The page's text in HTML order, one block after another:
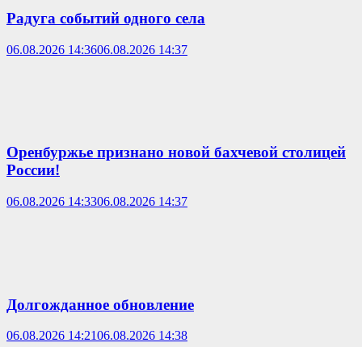
Радуга событий одного села
06.08.2026 14:3606.08.2026 14:37
Оренбуржье признано новой бахчевой столицей
России!
06.08.2026 14:3306.08.2026 14:37
Долгожданное обновление
06.08.2026 14:2106.08.2026 14:38